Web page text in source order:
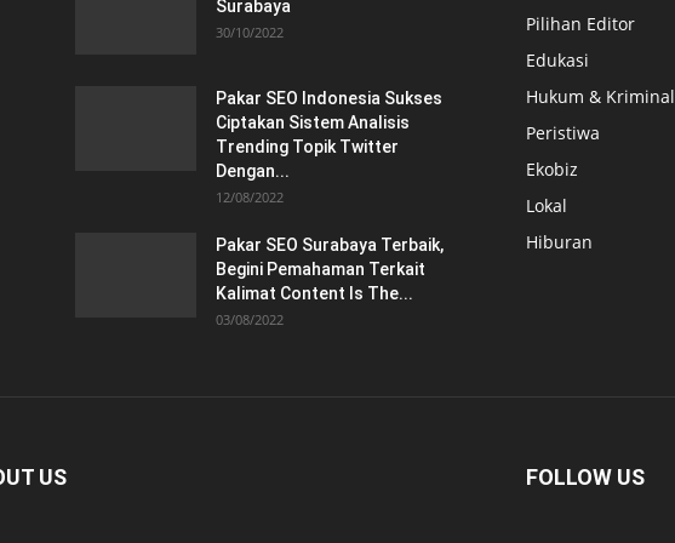
Surabaya
30/10/2022
Pakar SEO Indonesia Sukses
Ciptakan Sistem Analisis
Trending Topik Twitter
Dengan...
12/08/2022
Pakar SEO Surabaya Terbaik,
Begini Pemahaman Terkait
Kalimat Content Is The...
03/08/2022
Pilihan Editor
Edukasi
Hukum & Kriminal
Peristiwa
Ekobiz
Lokal
Hiburan
US FOLLOW US